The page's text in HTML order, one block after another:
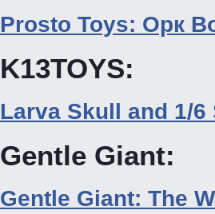
Prosto Toys: Орк
K13TOYS:
Larva Skull and 1/6
Gentle Giant:
Gentle Giant: The